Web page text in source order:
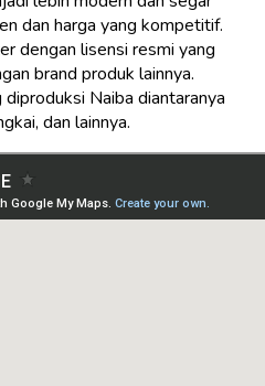
dan harga yang kompetitif.
dengan lisensi resmi yang
brand produk lainnya.
Naiba diantaranya
dan lainnya.